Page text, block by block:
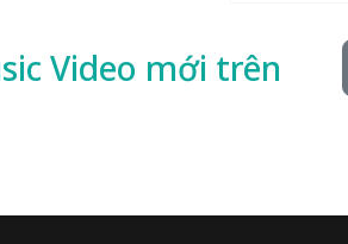
Video mới trên